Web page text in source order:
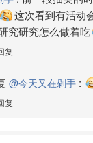
这次看到有活动
究研究怎么做着吃
复
@今天又在剁手 :
复